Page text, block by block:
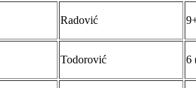
Radović
Todorović 6